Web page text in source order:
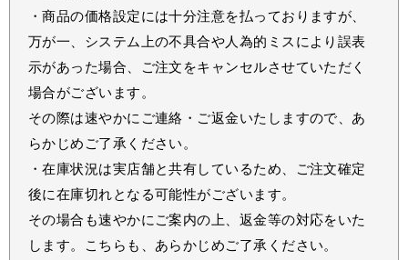
・商品の価格設定には十分注意を払っておりますが、
万が一、システム上の不具合や人為的ミスにより誤表
示があった場合、ご注文をキャンセルさせていただく
場合がございます。
その際は速やかにご連絡・ご返金いたしますので、あ
らかじめご了承ください。
・在庫状況は実店舗と共有しているため、ご注文確定
後に在庫切れとなる可能性がございます。
その場合も速やかにご案内の上、返金等の対応をいた
します。こちらも、あらかじめご了承ください。